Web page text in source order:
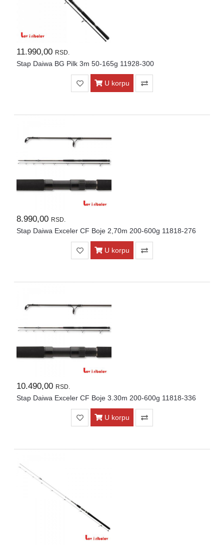
11.990,00 RSD.
Stap Daiwa BG Pilk 3m 50-165g 11928-300
U korpu
8.990,00 RSD.
Stap Daiwa Exceler CF Boje 2,70m 200-600g 11818-276
U korpu
10.490,00 RSD.
Stap Daiwa Exceler CF Boje 3.30m 200-600g 11818-336
U korpu